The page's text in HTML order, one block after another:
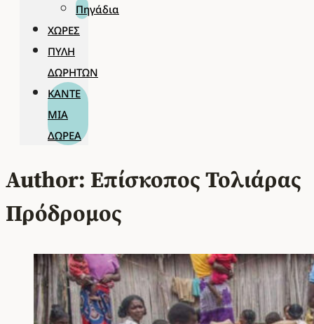
Πηγάδια
ΧΏΡΕΣ
ΠΎΛΗ
ΔΩΡΗΤΏΝ
ΚΆΝΤΕ
ΜΊΑ
ΔΩΡΕΆ
Author: Επίσκοπος Τολιάρας
Πρόδρομος